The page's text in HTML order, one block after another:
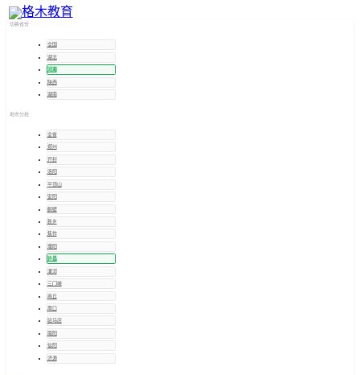
切换省份
全国
湖北
河南
陕西
湖南
地市分校
全省
郑州
开封
洛阳
平顶山
安阳
鹤壁
新乡
焦作
濮阳
许昌
漯河
三门峡
商丘
周口
驻马店
南阳
信阳
济源